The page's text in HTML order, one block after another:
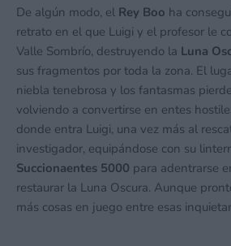
De algún modo, el Rey Boo ha
retrato en el que Luigi y el profesor le
Valle Sombrío, destruyendo la Luna
sus fragmentos por toda la zona. El
niebla tenebrosa y los fantasmas
volviendo a convertirse en entes
donde entra Luigi, una vez más al
investigador, equipándose con su
Succionaentes 5000 para adentrarse
restaurar la Luna Oscura. Aunque
más cosas en juego entre esas